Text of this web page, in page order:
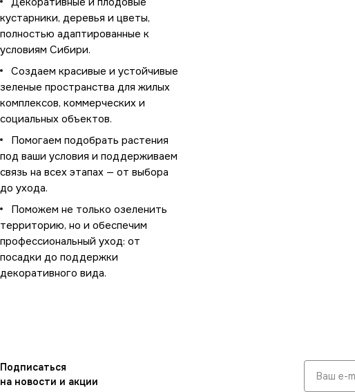
кустарники, деревья и цветы,
полностью адаптированные к
условиям Сибири.
Создаем красивые и устойчивые
зеленые пространства для жилых
комплексов, коммерческих и
социальных объектов.
Помогаем подобрать растения
под ваши условия и поддерживаем
связь на всех этапах — от выбора
до ухода.
Поможем не только озеленить
территорию, но и обеспечим
профессиональный уход: от
посадки до поддержки
декоративного вида.
Подписаться
на новости и акции